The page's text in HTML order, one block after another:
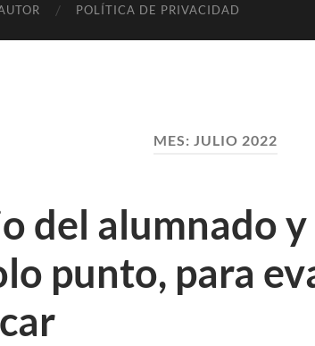
POLÍTICA DE PRIVACIDAD
MES: JULIO 2022
del alumnado
punto, para